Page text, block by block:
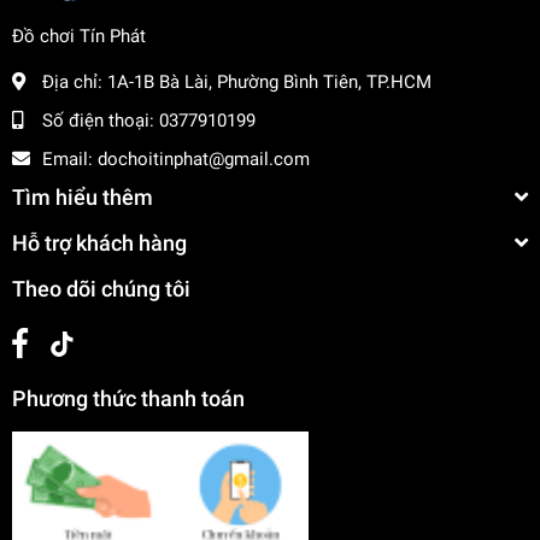
Đồ chơi Tín Phát
Địa chỉ: 1A-1B Bà Lài, Phường Bình Tiên, TP.HCM
Số điện thoại: 0377910199
Email: dochoitinphat@gmail.com
Tìm hiểu thêm
Hỗ trợ khách hàng
Theo dõi chúng tôi
Phương thức thanh toán